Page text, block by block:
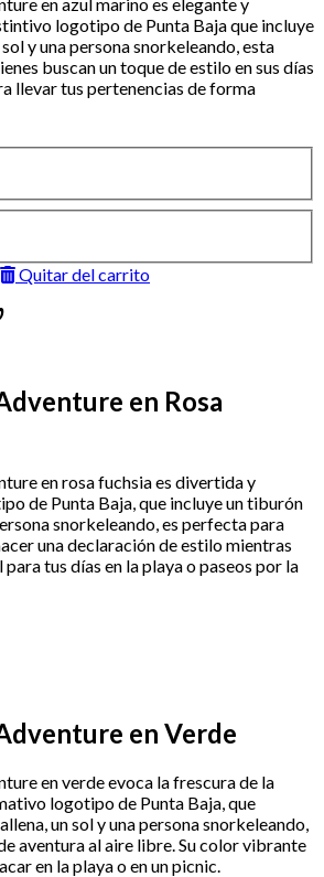
logotipo de Punta Baja que incluye
y una persona snorkeleando, esta
buscan un toque de estilo en sus días
llevar tus pertenencias de forma
Quitar del carrito
en Rosa
en rosa fuchsia es divertida y
de Punta Baja, que incluye un tiburón
snorkeleando, es perfecta para
una declaración de estilo mientras
tus días en la playa o paseos por la
en Verde
en verde evoca la frescura de la
logotipo de Punta Baja, que
un sol y una persona snorkeleando,
aventura al aire libre. Su color vibrante
en la playa o en un picnic.